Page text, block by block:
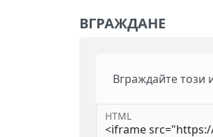
ВГРАЖДАНЕ
Вграждайте този
HTML